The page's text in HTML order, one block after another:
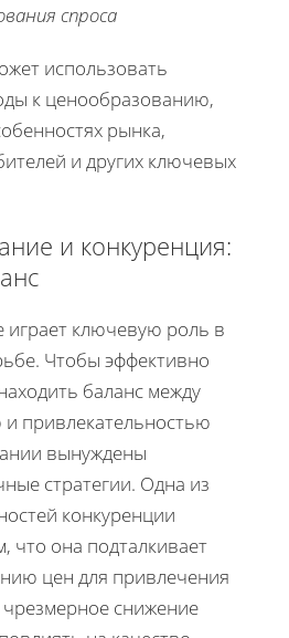
спроса
использовать
к ценообразованию,
рынка,
и других ключевых
и конкуренция:
ключевую роль в
Чтобы эффективно
баланс между
привлекательностью
вынуждены
стратегии. Одна из
конкуренции
что она подталкивает
цен для привлечения
снижение